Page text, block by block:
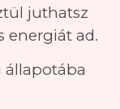
juthatsz
energiát ad.
állapotába